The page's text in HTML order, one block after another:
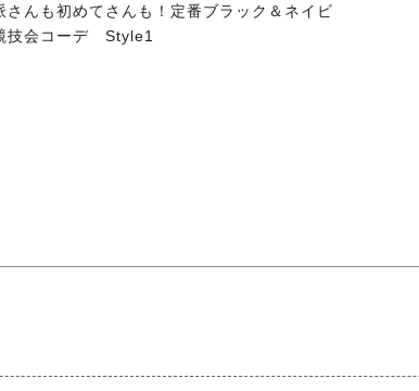
さんも初めてさんも！定番ブラック＆ネイビ
技会コーデ Style1